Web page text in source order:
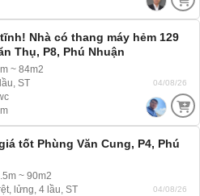
Nhà có thang máy hẻm 129
Thụ, P8, Phú Nhuận
~ 84m2
ST
04/08/26
tốt Phùng Văn Cung, P4, Phú
~ 90m2
lửng, 4 lầu, ST
04/08/26